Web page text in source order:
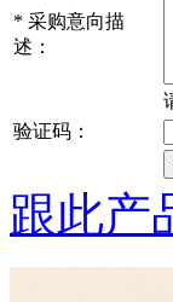
* 采购意向描
述：
验证码：
跟此产